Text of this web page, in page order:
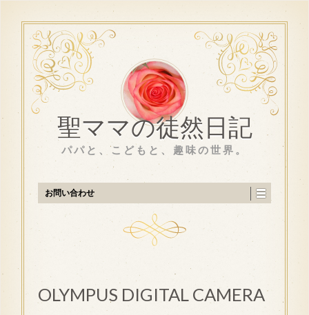
聖ママの徒然日記
パパと、こどもと、趣味の世界。
お問い合わせ
OLYMPUS DIGITAL CAMERA